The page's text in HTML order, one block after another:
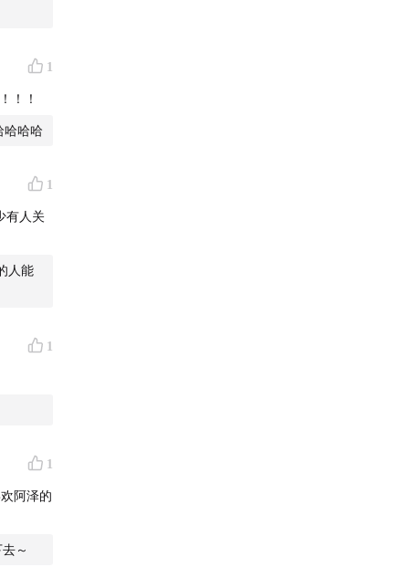
安
1
！！
哈哈哈
1
有人关
人能
1
1
阿泽的
～